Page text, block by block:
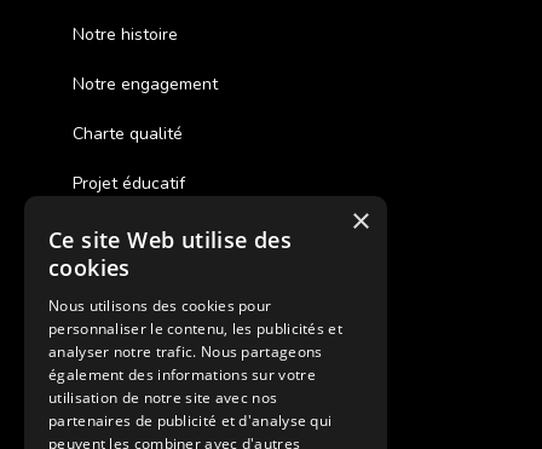
Notre histoire
Notre engagement
Charte qualité
Projet éducatif
Des colonies de vacances inclusives
Assurances annulations
Aides financières pour partir en colonie
Charte de confidentialité
×
Ce site Web utilise des
cookies
Nous utilisons des cookies pour
personnaliser le contenu, les publicités et
analyser notre trafic. Nous partageons
également des informations sur votre
utilisation de notre site avec nos
partenaires de publicité et d'analyse qui
peuvent les combiner avec d'autres